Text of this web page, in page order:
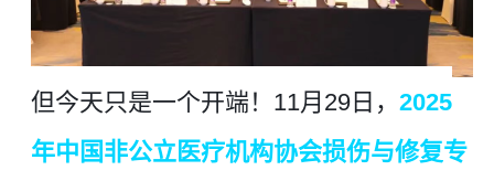
但今天只是一个开端！ 11月29日， 2025
年中国非公立医疗机构协会损伤与修复专